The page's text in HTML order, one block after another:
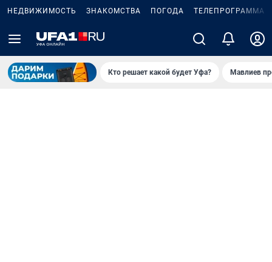
НЕДВИЖИМОСТЬ ЗНАКОМСТВА ПОГОДА ТЕЛЕПРОГРАММА
Кто решает какой будет Уфа? Мавлиев